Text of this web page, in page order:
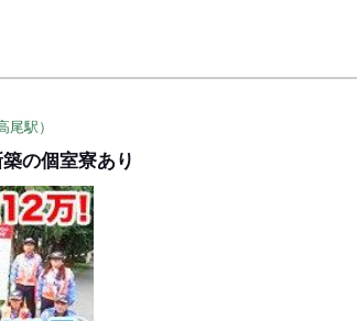
駅）
の個室寮あり